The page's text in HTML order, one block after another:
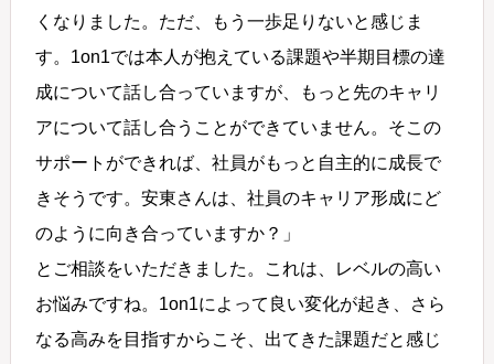
くなりました。ただ、もう一歩足りないと感じま
す。1on1では本人が抱えている課題や半期目標の達
成について話し合っていますが、もっと先のキャリ
アについて話し合うことができていません。そこの
サポートができれば、社員がもっと自主的に成長で
きそうです。安東さんは、社員のキャリア形成にど
のように向き合っていますか？」
とご相談をいただきました。これは、レベルの高い
お悩みですね。1on1によって良い変化が起き、さら
なる高みを目指すからこそ、出てきた課題だと感じ